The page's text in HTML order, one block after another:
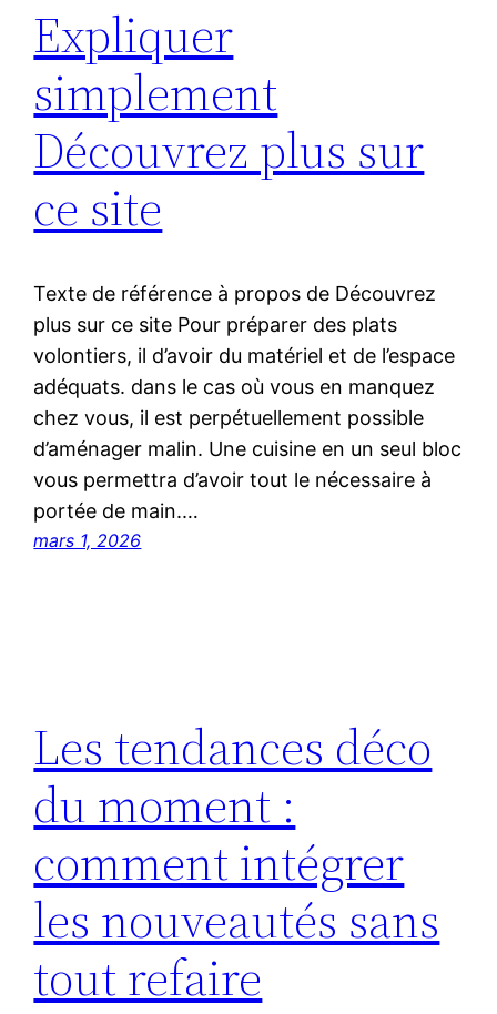
Expliquer
simplement
Découvrez plus sur
ce site
Texte de référence à propos de Découvrez
plus sur ce site Pour préparer des plats
volontiers, il d’avoir du matériel et de l’espace
adéquats. dans le cas où vous en manquez
chez vous, il est perpétuellement possible
d’aménager malin. Une cuisine en un seul bloc
vous permettra d’avoir tout le nécessaire à
portée de main.…
mars 1, 2026
Les tendances déco
du moment :
comment intégrer
les nouveautés sans
tout refaire